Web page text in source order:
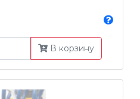
В корзину